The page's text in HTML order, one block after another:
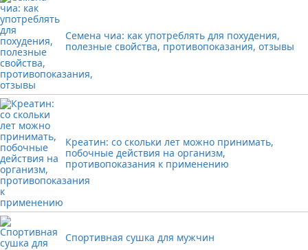
Семена чиа: как употреблять для похудения,
полезные свойства, противопоказания, отзывы
Креатин: со скольки лет можно принимать,
побочные действия на организм,
противопоказания к применению
Спортивная сушка для мужчин